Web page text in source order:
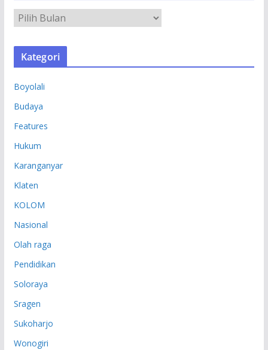
S
Kategori
Boyolali
Budaya
Features
Hukum
Karanganyar
Klaten
KOLOM
Nasional
Olah raga
Pendidikan
Soloraya
Sragen
Sukoharjo
Wonogiri